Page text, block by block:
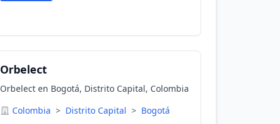
Orbelect
Orbelect en Bogotá, Distrito Capital, Colombia
Colombia > Distrito Capital > Bogotá